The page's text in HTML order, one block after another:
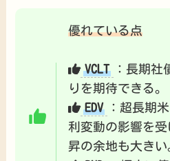
優れている点
VCLT
：長期社
りを期待できる。
EDV
：超長期
利変動の影響を
昇の余地も大きい